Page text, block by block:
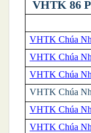
VHTK 86
VHTK Chúa
VHTK Chúa
VHTK Chúa
VHTK Chúa
VHTK Chúa
VHTK Chúa